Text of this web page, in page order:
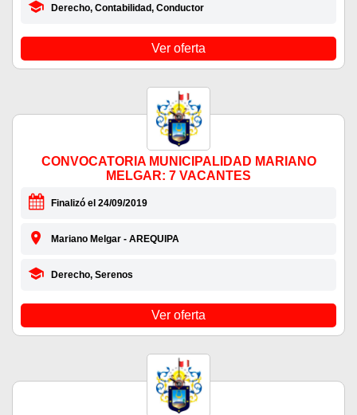
Derecho, Contabilidad, Conductor
Ver oferta
CONVOCATORIA MUNICIPALIDAD MARIANO
MELGAR: 7 VACANTES
Finalizó el 24/09/2019
Mariano Melgar - AREQUIPA
Derecho, Serenos
Ver oferta